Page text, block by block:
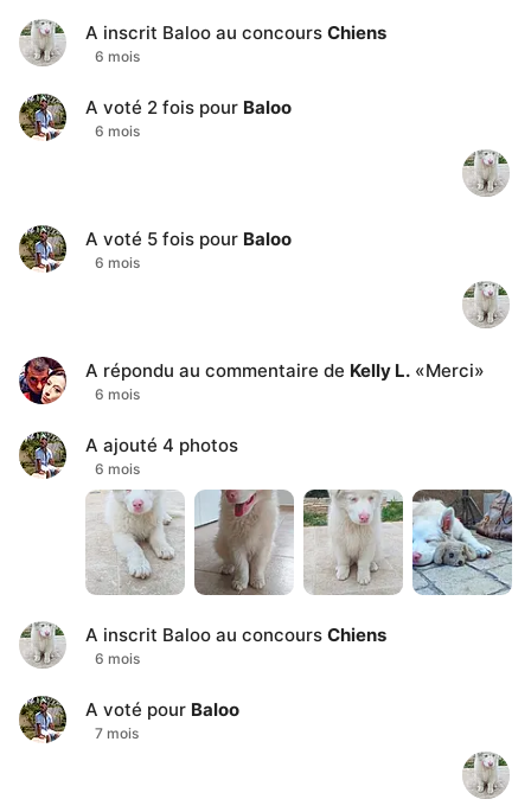
A inscrit Baloo au concours Chiens
6 mois
A voté 2 fois pour Baloo
6 mois
A voté 5 fois pour Baloo
6 mois
A répondu au commentaire de Kelly L. «Merci»
6 mois
A ajouté 4 photos
6 mois
A inscrit Baloo au concours Chiens
6 mois
A voté pour Baloo
7 mois